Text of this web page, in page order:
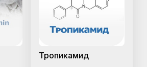
Тропикамид